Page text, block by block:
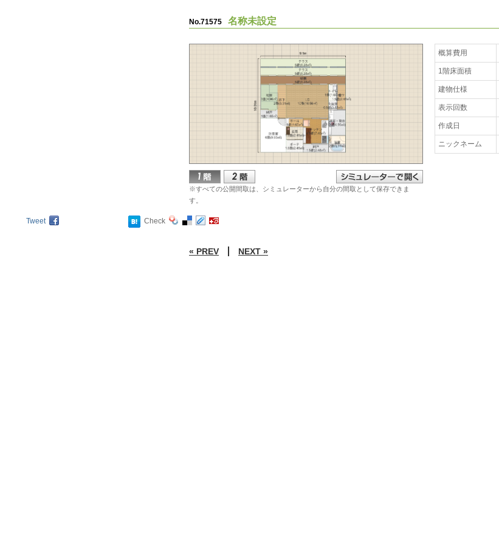
No.71575 名称未設定
概算費用
1階床面積
建物仕様
表示回数
作成日
ニックネーム
※すべての公開間取は、シミュレーターから自分の間取として保存できま
す。
Tweet Check
« PREV NEXT »